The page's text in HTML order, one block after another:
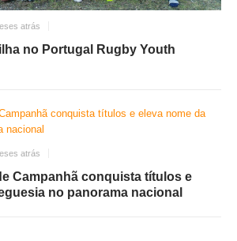
atrás
no Portugal Rugby Youth
atrás
Campanhã conquista títulos e
no panorama nacional